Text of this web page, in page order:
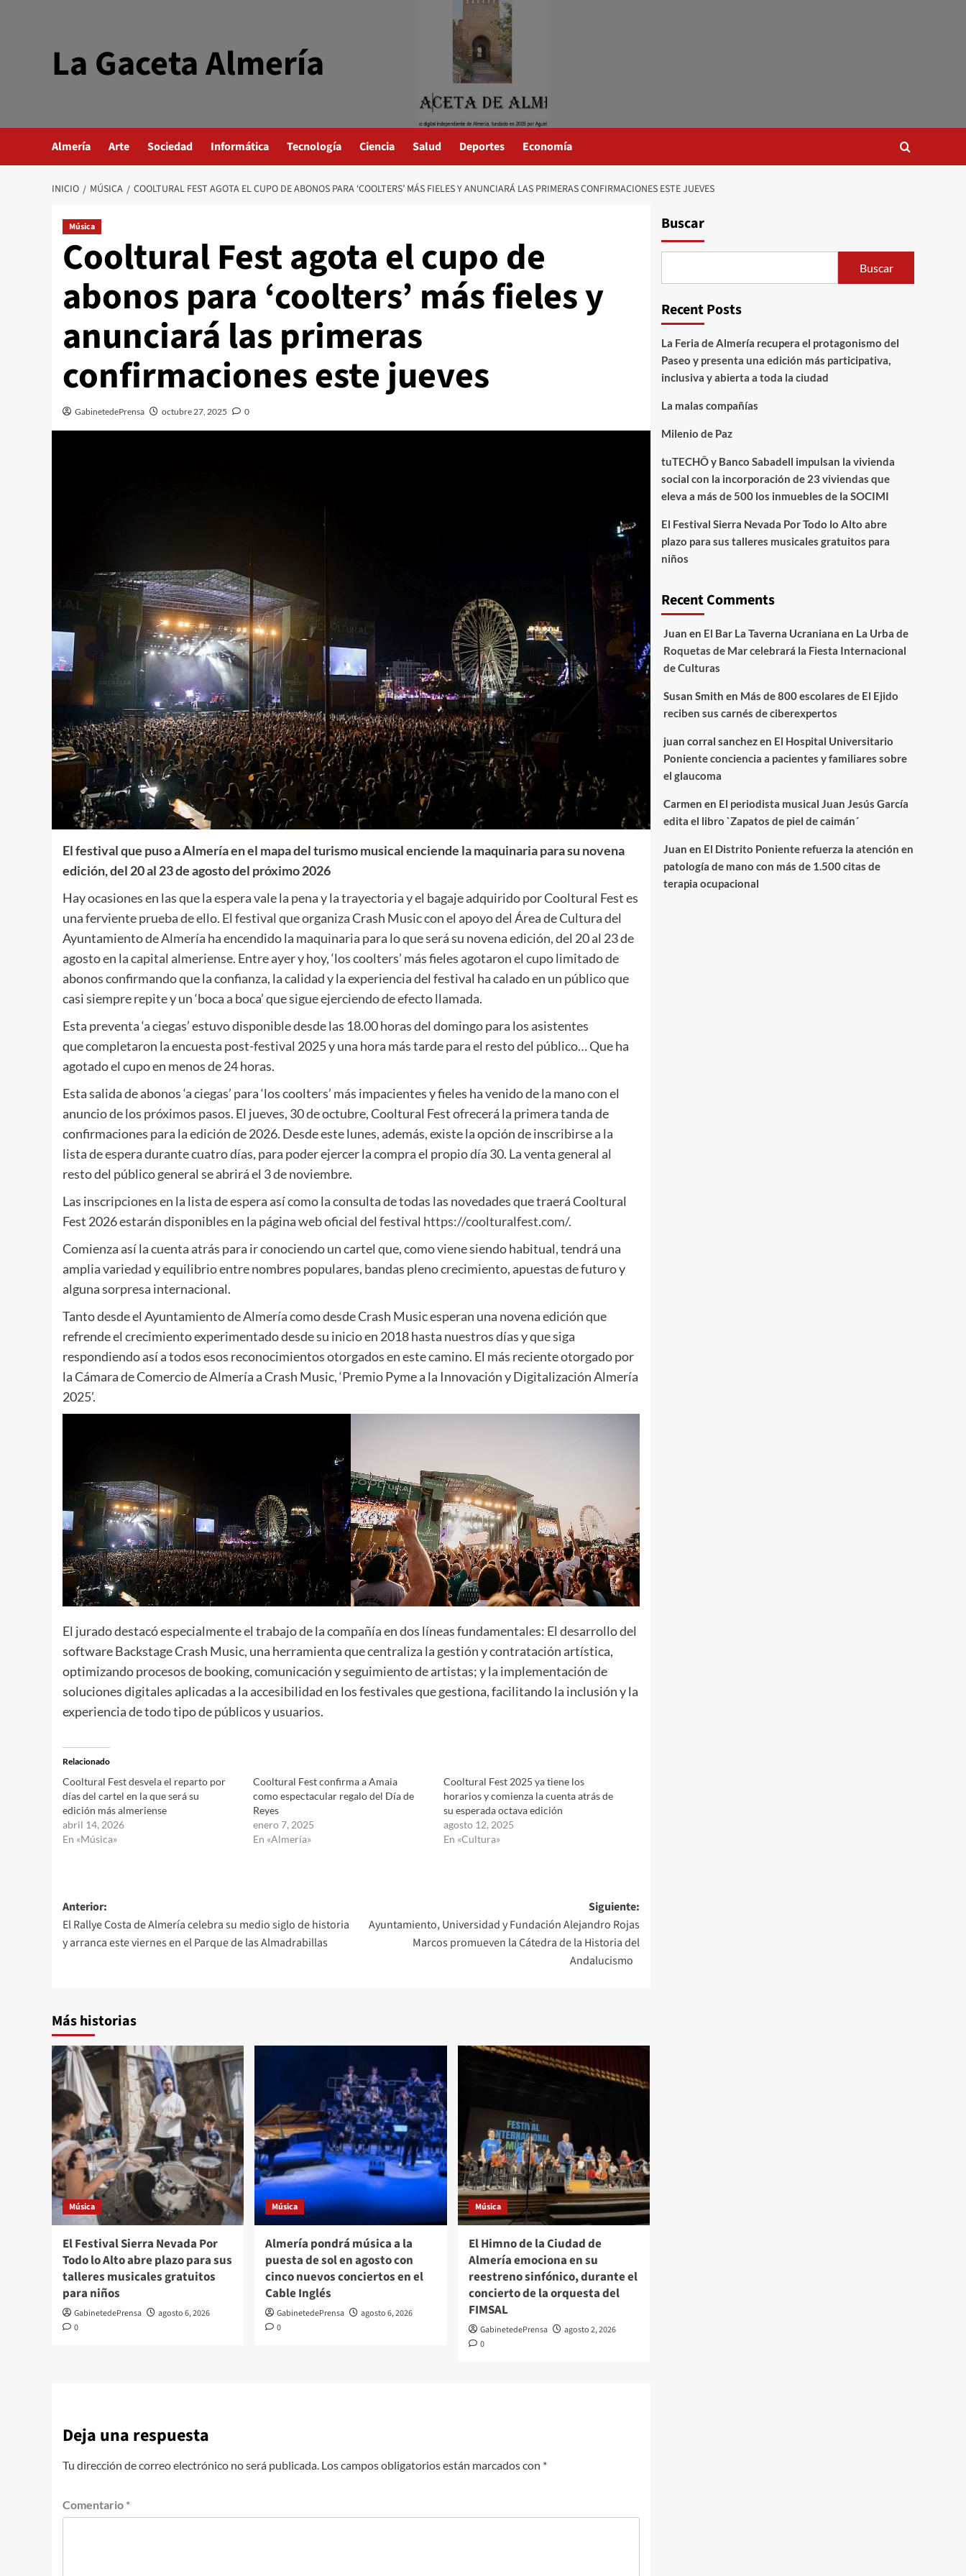
La Gaceta Almería
Almería Arte Sociedad Informática Tecnología Ciencia Salud Deportes Economía
INICIO MÚSICA COOLTURAL FEST AGOTA EL CUPO DE ABONOS PARA ‘COOLTERS’ MÁS FIELES Y ANUNCIARÁ LAS PRIMERAS CONFIRMACIONES ESTE JUEVES
Música
Cooltural Fest agota el cupo de
abonos para ‘coolters’ más fieles y
anunciará las primeras
confirmaciones este jueves
GabinetedePrensa octubre 27, 2025 0
El festival que puso a Almería en el mapa del turismo musical enciende la maquinaria para su novena
edición, del 20 al 23 de agosto del próximo 2026
Hay ocasiones en las que la espera vale la pena y la trayectoria y el bagaje adquirido por Cooltural Fest es
una ferviente prueba de ello. El festival que organiza Crash Music con el apoyo del Área de Cultura del
Ayuntamiento de Almería ha encendido la maquinaria para lo que será su novena edición, del 20 al 23 de
agosto en la capital almeriense. Entre ayer y hoy, ‘los coolters’ más fieles agotaron el cupo limitado de
abonos confirmando que la confianza, la calidad y la experiencia del festival ha calado en un público que
casi siempre repite y un ‘boca a boca’ que sigue ejerciendo de efecto llamada.
Esta preventa ‘a ciegas’ estuvo disponible desde las 18.00 horas del domingo para los asistentes
que completaron la encuesta post-festival 2025 y una hora más tarde para el resto del público… Que ha
agotado el cupo en menos de 24 horas.
Esta salida de abonos ‘a ciegas’ para ‘los coolters’ más impacientes y fieles ha venido de la mano con el
anuncio de los próximos pasos. El jueves, 30 de octubre, Cooltural Fest ofrecerá la primera tanda de
confirmaciones para la edición de 2026. Desde este lunes, además, existe la opción de inscribirse a la
lista de espera durante cuatro días, para poder ejercer la compra el propio día 30. La venta general al
resto del público general se abrirá el 3 de noviembre.
Las inscripciones en la lista de espera así como la consulta de todas las novedades que traerá Cooltural
Fest 2026 estarán disponibles en la página web oficial del festival https://coolturalfest.com/.
Comienza así la cuenta atrás para ir conociendo un cartel que, como viene siendo habitual, tendrá una
amplia variedad y equilibrio entre nombres populares, bandas pleno crecimiento, apuestas de futuro y
alguna sorpresa internacional.
Tanto desde el Ayuntamiento de Almería como desde Crash Music esperan una novena edición que
refrende el crecimiento experimentado desde su inicio en 2018 hasta nuestros días y que siga
respondiendo así a todos esos reconocimientos otorgados en este camino. El más reciente otorgado por
la Cámara de Comercio de Almería a Crash Music, ‘Premio Pyme a la Innovación y Digitalización Almería
2025’.
El jurado destacó especialmente el trabajo de la compañía en dos líneas fundamentales: El desarrollo del
software Backstage Crash Music, una herramienta que centraliza la gestión y contratación artística,
optimizando procesos de booking, comunicación y seguimiento de artistas; y la implementación de
soluciones digitales aplicadas a la accesibilidad en los festivales que gestiona, facilitando la inclusión y la
experiencia de todo tipo de públicos y usuarios.
Relacionado
Cooltural Fest desvela el reparto por
días del cartel en la que será su
edición más almeriense
abril 14, 2026
En «Música»
Cooltural Fest confirma a Amaia
como espectacular regalo del Día de
Reyes
enero 7, 2025
En «Almería»
Cooltural Fest 2025 ya tiene los
horarios y comienza la cuenta atrás de
su esperada octava edición
agosto 12, 2025
En «Cultura»
Navegación
de
entradas
Anterior:
El Rallye Costa de Almería celebra su medio siglo de historia
y arranca este viernes en el Parque de las Almadrabillas
Siguiente:
Ayuntamiento, Universidad y Fundación Alejandro Rojas
Marcos promueven la Cátedra de la Historia del
Andalucismo
Más historias
Música
El Festival Sierra Nevada Por
Todo lo Alto abre plazo para sus
talleres musicales gratuitos
para niños
GabinetedePrensa
agosto 6, 2026
0
Música
Almería pondrá música a la
puesta de sol en agosto con
cinco nuevos conciertos en el
Cable Inglés
GabinetedePrensa
agosto 6, 2026
0
Música
El Himno de la Ciudad de
Almería emociona en su
reestreno sinfónico, durante el
concierto de la orquesta del
FIMSAL
GabinetedePrensa
agosto 2, 2026
0
Deja una respuesta
Tu dirección de correo electrónico no será publicada. Los campos obligatorios están marcados con *
Comentario *
Buscar
Buscar
Recent Posts
La Feria de Almería recupera el protagonismo del
Paseo y presenta una edición más participativa,
inclusiva y abierta a toda la ciudad
La malas compañías
Milenio de Paz
tuTECHÔ y Banco Sabadell impulsan la vivienda
social con la incorporación de 23 viviendas que
eleva a más de 500 los inmuebles de la SOCIMI
El Festival Sierra Nevada Por Todo lo Alto abre
plazo para sus talleres musicales gratuitos para
niños
Recent Comments
Juan en El Bar La Taverna Ucraniana en La Urba de
Roquetas de Mar celebrará la Fiesta Internacional
de Culturas
Susan Smith en Más de 800 escolares de El Ejido
reciben sus carnés de ciberexpertos
juan corral sanchezen El Hospital Universitario
Poniente conciencia a pacientes y familiares sobre
el glaucoma
Carmen en El periodista musical Juan Jesús García
edita el libro `Zapatos de piel de caimán´
Juan en El Distrito Poniente refuerza la atención en
patología de mano con más de 1.500 citas de
terapia ocupacional